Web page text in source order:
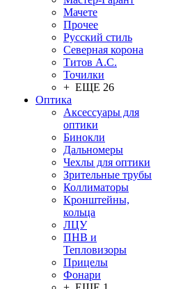
Мачете
Прочее
Русский стиль
Северная корона
Титов А.С.
Точилки
+ ЕЩЕ 26
Оптика
Аксессуары для
оптики
Бинокли
Дальномеры
Чехлы для оптики
Зрительные трубы
Коллиматоры
Кронштейны,
кольца
ЛЦУ
ПНВ и
Тепловизоры
Прицелы
Фонари